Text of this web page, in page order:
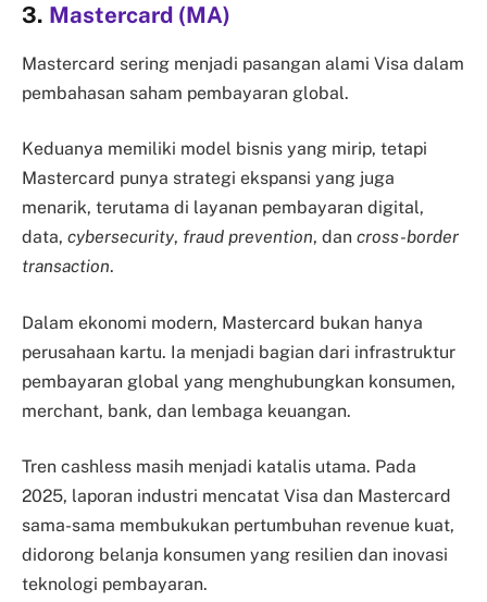
3. Mastercard (MA)
Mastercard sering menjadi pasangan alami Visa dalam
pembahasan saham pembayaran global.
Keduanya memiliki model bisnis yang mirip, tetapi
Mastercard punya strategi ekspansi yang juga
menarik, terutama di layanan pembayaran digital,
data, cybersecurity, fraud prevention, dan cross-border
transaction.
Dalam ekonomi modern, Mastercard bukan hanya
perusahaan kartu. Ia menjadi bagian dari infrastruktur
pembayaran global yang menghubungkan konsumen,
merchant, bank, dan lembaga keuangan.
Tren cashless masih menjadi katalis utama. Pada
2025, laporan industri mencatat Visa dan Mastercard
sama-sama membukukan pertumbuhan revenue kuat,
didorong belanja konsumen yang resilien dan inovasi
teknologi pembayaran.